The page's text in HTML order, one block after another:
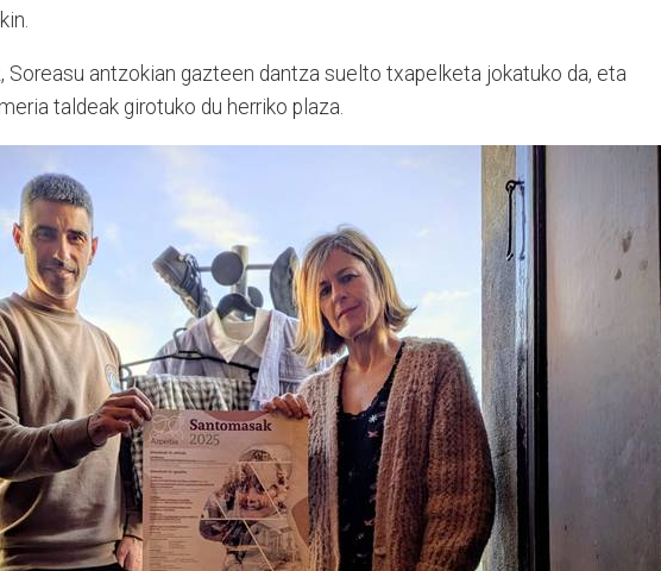
Soreasu antzokian gazteen dantza suelto txapelketa jokatuko da, eta
taldeak girotuko du herriko plaza.